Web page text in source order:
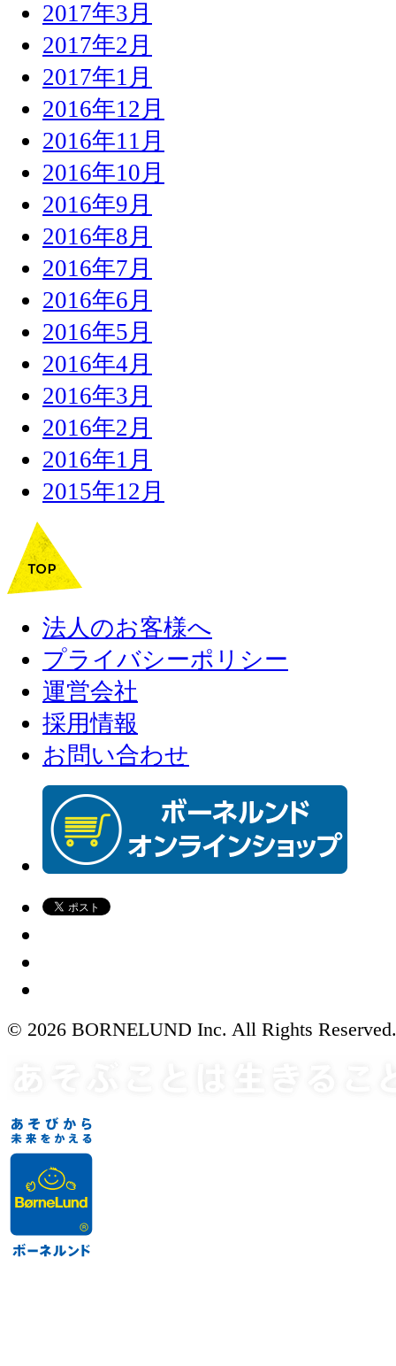
2017年3月
2017年2月
2017年1月
2016年12月
2016年11月
2016年10月
2016年9月
2016年8月
2016年7月
2016年6月
2016年5月
2016年4月
2016年3月
2016年2月
2016年1月
2015年12月
法人のお客様へ
プライバシーポリシー
運営会社
採用情報
お問い合わせ
© 2026 BORNELUND Inc. All Rights Reserved.